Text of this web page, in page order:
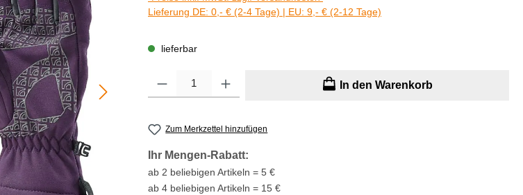
Lieferung DE: 0,- € (2-4 Tage) | EU: 9,- € (2-12 Tage)
lieferbar
Produkt Anzahl: Gib den gewünschten Wert ein oder benutze die Schaltflächen um
In den Warenkorb
Zum Merkzettel hinzufügen
Ihr Mengen-Rabatt:
ab 2 beliebigen Artikeln = 5 €
ab 4 beliebigen Artikeln = 15 €